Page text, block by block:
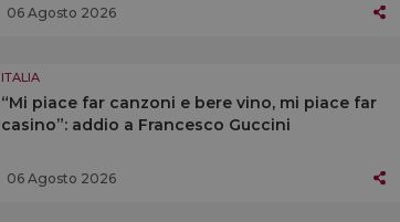
06 Agosto 2026
ITALIA
“Mi piace far canzoni e bere vino, mi piace far
casino”: addio a Francesco Guccini
06 Agosto 2026